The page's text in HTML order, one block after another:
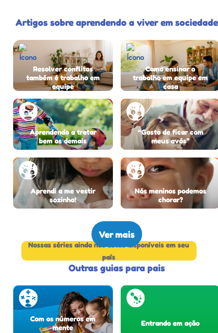
Artigos sobre aprendendo a viver em sociedade
Resolver conflitos
também é trabalho em
equipe
Como ensinar o
trabalho em equipe em
casa
Aprendendo a tratar
bem os demais
“Gosto de ficar com
meus avós”
Aprendi a me vestir
sozinho!
Nós meninos podemos
chorar?
Ver mais
Nossas séries ainda não estão disponíveis em seu
país
Outras guias para pais
Com os números em
mente
Entrando em ação